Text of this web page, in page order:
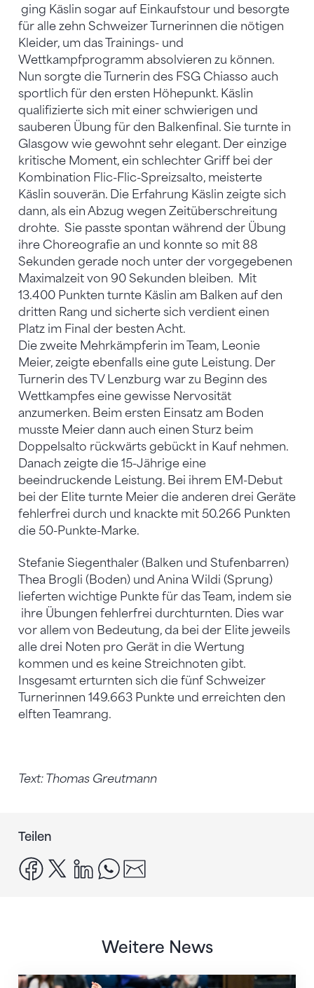
ging Käslin sogar auf Einkaufstour und besorgte
für alle zehn Schweizer Turnerinnen die nötigen
Kleider, um das Trainings- und
Wettkampfprogramm absolvieren zu können.
Nun sorgte die Turnerin des FSG Chiasso auch
sportlich für den ersten Höhepunkt. Käslin
qualifizierte sich mit einer schwierigen und
sauberen Übung für den Balkenfinal. Sie turnte in
Glasgow wie gewohnt sehr elegant. Der einzige
kritische Moment, ein schlechter Griff bei der
Kombination Flic-Flic-Spreizsalto, meisterte
Käslin souverän. Die Erfahrung Käslin zeigte sich
dann, als ein Abzug wegen Zeitüberschreitung
drohte. Sie passte spontan während der Übung
ihre Choreografie an und konnte so mit 88
Sekunden gerade noch unter der vorgegebenen
Maximalzeit von 90 Sekunden bleiben. Mit
13.400 Punkten turnte Käslin am Balken auf den
dritten Rang und sicherte sich verdient einen
Platz im Final der besten Acht.
Die zweite Mehrkämpferin im Team, Leonie
Meier, zeigte ebenfalls eine gute Leistung. Der
Turnerin des TV Lenzburg war zu Beginn des
Wettkampfes eine gewisse Nervosität
anzumerken. Beim ersten Einsatz am Boden
musste Meier dann auch einen Sturz beim
Doppelsalto rückwärts gebückt in Kauf nehmen.
Danach zeigte die 15-Jährige eine
beeindruckende Leistung. Bei ihrem EM-Debut
bei der Elite turnte Meier die anderen drei Geräte
fehlerfrei durch und knackte mit 50.266 Punkten
die 50-Punkte-Marke.
Stefanie Siegenthaler (Balken und Stufenbarren)
Thea Brogli (Boden) und Anina Wildi (Sprung)
lieferten wichtige Punkte für das Team, indem sie
ihre Übungen fehlerfrei durchturnten. Dies war
vor allem von Bedeutung, da bei der Elite jeweils
alle drei Noten pro Gerät in die Wertung
kommen und es keine Streichnoten gibt.
Insgesamt erturnten sich die fünf Schweizer
Turnerinnen 149.663 Punkte und erreichten den
elften Teamrang.
Text: Thomas Greutmann
Teilen
facebook
x linkedinwhatsapp
Weitere News
Nächster Halt: Weltmeisterschaft